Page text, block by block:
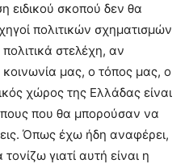
ειδικού σκοπού δεν θα
πολιτικών σχηματισμών
στελέχη, αν
μας, ο τόπος μας, ο
χώρος της Ελλάδας είναι
που θα μπορούσαν να
Όπως έχω ήδη αναφέρει,
γιατί αυτή είναι η